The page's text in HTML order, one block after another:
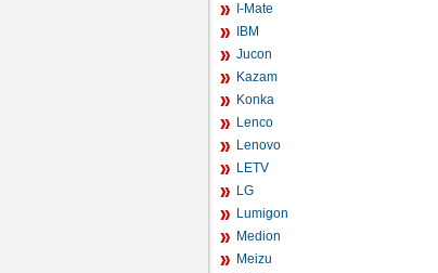
I-Mate
IBM
Jucon
Kazam
Konka
Lenco
Lenovo
LETV
LG
Lumigon
Medion
Meizu